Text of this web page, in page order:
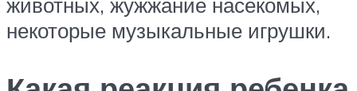
некоторые музыкальные игрушки.